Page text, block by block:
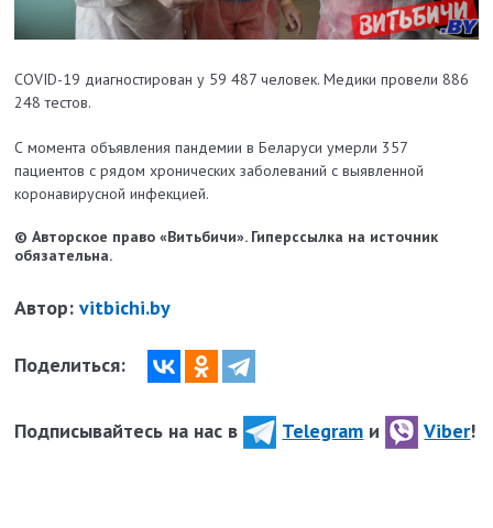
COVID-19 диагностирован у 59 487 человек. Медики провели 886
248 тестов.
С момента объявления пандемии в Беларуси умерли 357
пациентов с рядом хронических заболеваний с выявленной
коронавирусной инфекцией.
© Авторское право «Витьбичи». Гиперссылка на источник
обязательна.
Автор:vitbichi.by
Поделиться:
Подписывайтесь на нас в Telegram и Viber!